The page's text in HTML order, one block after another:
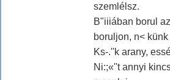
szemlélsz.
B"iiiában borul
boruljon, n<
Ks-.''k arany,
Ni:;«''t annyi